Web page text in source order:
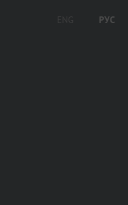
ENG РУС